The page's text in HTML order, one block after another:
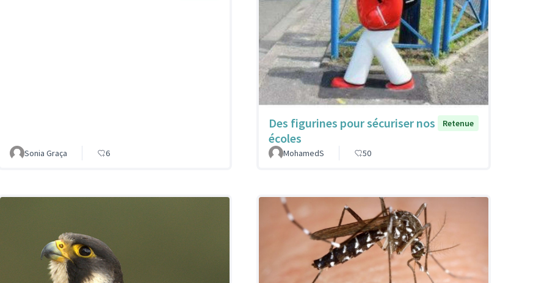
Sonia Graça 6
Des figurines pour sécuriser nos
écoles
Retenue
MohamedS 50